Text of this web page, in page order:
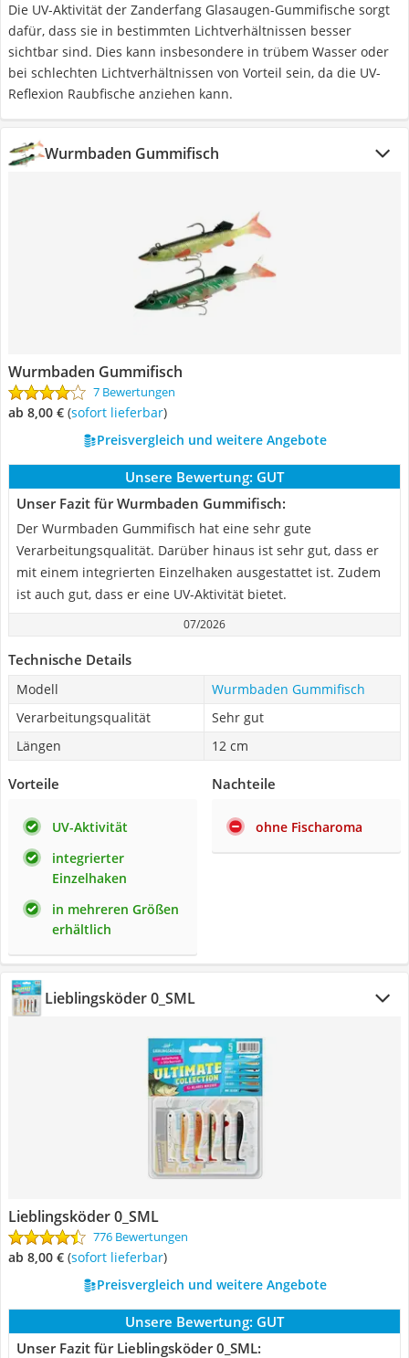
Die UV-Aktivität der Zanderfang Glasaugen-Gummifische sorgt
dafür, dass sie in bestimmten Lichtverhältnissen besser
sichtbar sind. Dies kann insbesondere in trübem Wasser oder
bei schlechten Lichtverhältnissen von Vorteil sein, da die UV-
Reflexion Raubfische anziehen kann.
Wurmbaden Gummifisch
Wurmbaden Gummifisch
7 Bewertungen
ab 8,00 € ( Sofort lieferbar)
Preisvergleich und weitere Angebote
Unsere Bewertung: GUT
Unser Fazit für Wurmbaden Gummifisch:
Der Wurmbaden Gummifisch hat eine sehr gute
Verarbeitungsqualität. Darüber hinaus ist sehr gut, dass er
mit einem integrierten Einzelhaken ausgestattet ist. Zudem
ist auch gut, dass er eine UV-Aktivität bietet.
07/2026
Technische Details
Modell
Wurmbaden Gummifisch
Verarbeitungsqualität
Sehr gut
Längen
12 cm
Vorteile
UV-Aktivität
integrierter
Einzelhaken
in mehreren Größen
erhältlich
Nachteile
ohne Fischaroma
Lieblingsköder 0_SML
Lieblingsköder 0_SML
776 Bewertungen
ab 8,00 € ( Sofort lieferbar)
Preisvergleich und weitere Angebote
Unsere Bewertung: GUT
Unser Fazit für Lieblingsköder 0_SML: